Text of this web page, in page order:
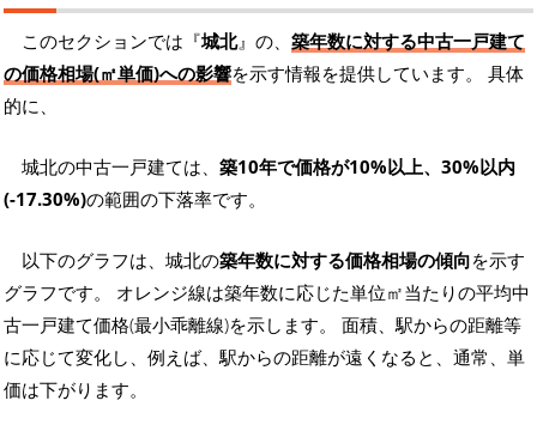
このセクションでは『城北』の、 築年数に対する中古一戸建て
の価格相場(㎡単価)への影響を示す情報を提供しています。 具体
的に、
城北の中古一戸建ては、 築10年で価格が10%以上、30%以内
(-17.30%)の範囲の下落率です。
以下のグラフは、城北の築年数に対する価格相場の傾向を示す
グラフです。 オレンジ線は築年数に応じた単位㎡当たりの平均中
古一戸建て価格(最小乖離線)を示します。 面積、駅からの距離等
に応じて変化し、例えば、駅からの距離が遠くなると、通常、単
価は下がります。